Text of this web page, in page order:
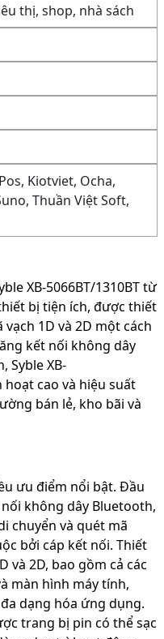
thị, shop, nhà sách
Kiotviet, Ocha,
Thuần Việt Soft,
XB-5066BT/1310BT từ
bị tiện ích, được thiết
1D và 2D một cách
kết nối không dây
Syble XB-
hoạt cao và hiệu suất
bán lẻ, kho bãi và
ưu điểm nổi bật. Đầu
không dây Bluetooth,
chuyển và quét mã
bởi cáp kết nối. Thiết
và 2D, bao gồm cả các
màn hình máy tính,
dạng hóa ứng dụng.
trang bị pin có thể sạc